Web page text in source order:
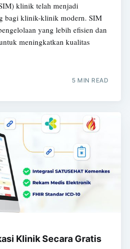
klinik telah menjadi
bagi klinik-klinik modern. SIM
yang lebih efisien dan
meningkatkan kualitas
5 MIN READ
Klinik Secara Gratis